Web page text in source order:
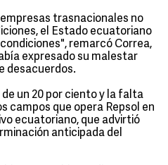
trasnacionales no
el Estado ecuatoriano
remarcó Correa,
expresado su malestar
desacuerdos.
un 20 por ciento y la falta
campos que opera Repsol en
ecuatoriano, que advirtió
anticipada del